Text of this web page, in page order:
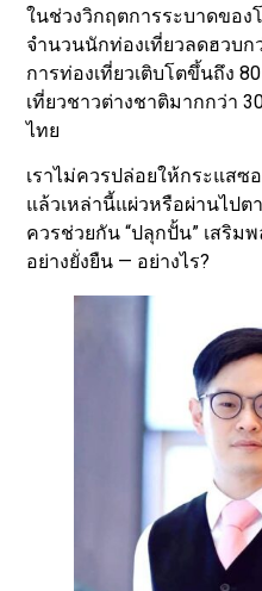
ในช่วงวิกฤตการระบาดของ
จำนวนนักท่องเที่ยวลดฮวบก
การท่องเที่ยวเติบโตขึ้นถึง
เที่ยวชาวต่างชาติมากกว่า
ไทย
เราไม่ควรปล่อยให้กระแสซ
แล้วเหล่านี้แผ่วหรือผ่านไป
ควรช่วยกัน “ปลุกปั้น” เสริม
อย่างยั่งยืน — อย่างไร?